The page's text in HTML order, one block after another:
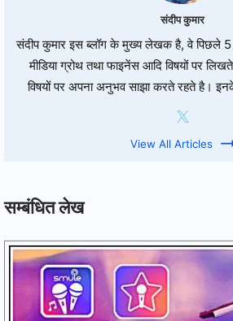
संदीप कुमार
संदीप कुमार इस ब्लॉग के मुख्य लेखक है, वे पिछले 5
मीडिया ग्रोथ तथा फाइनेंस आदि विषयों पर
विषयों पर अपना अनुभव साझा करते रहते है।
View All Articles
सम्बंधित लेख